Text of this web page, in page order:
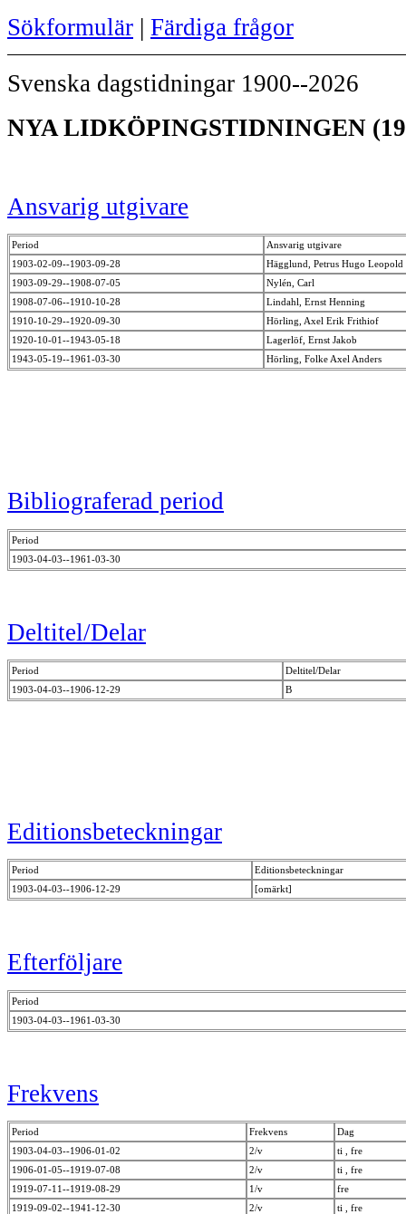
Sökformulär | Färdiga frågor
Svenska dagstidningar 1900--2026
NYA LIDKÖPINGSTIDNINGEN
Ansvarig utgivare
Period
Ansvarig utgivare
1903-02-09--1903-09-28
Hägglund, Petrus Hugo Leopold
1903-09-29--1908-07-05
Nylén, Carl
1908-07-06--1910-10-28
Lindahl, Ernst Henning
1910-10-29--1920-09-30
Hörling, Axel Erik Frithiof
1920-10-01--1943-05-18
Lagerlöf, Ernst Jakob
1943-05-19--1961-03-30
Hörling, Folke Axel Anders
Bibliograferad period
Period
1903-04-03--1961-03-30
Deltitel/Delar
Period
Deltitel/Delar
1903-04-03--1906-12-29
B
Editionsbeteckningar
Period
Editionsbeteckningar
1903-04-03--1906-12-29
[omärkt]
Efterföljare
Period
1903-04-03--1961-03-30
Frekvens
Period Frekvens
Dag
1903-04-03--1906-01-02
2/v
ti , fre
1906-01-05--1919-07-08
2/v
ti , fre
1919-07-11--1919-08-29
1/v
fre
1919-09-02--1941-12-30
2/v
ti , fre